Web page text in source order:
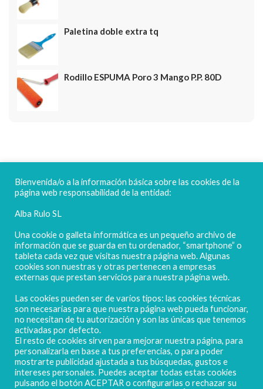
Paletina doble extra tq
Rodillo ESPUMA Poro 3 Mango P.P. 80D
FELICES FIESTAS
POLIGONO CAMPORROSO P-D, Nº4
02520 - CHINCHILLA DE MONTEARAGÓN
(ALBACETE) Spain
Tel. + 34 967 218 812 - info@abr.com.es
Bienvenida/o a la información básica sobre las cookies de la
página web responsabilidad de la entidad:
Alba Rulo SL
Una cookie o galleta informática es un pequeño archivo de
información que se guarda en tu ordenador, “smartphone” o
tableta cada vez que visitas nuestra página web. Algunas
cookies son nuestras y otras pertenecen a empresas
externas que prestan servicios para nuestra página web.
Las cookies pueden ser de varios tipos: las cookies técnicas
son necesarias para que nuestra página web pueda funcionar,
no necesitan de tu autorización y son las únicas que tenemos
activadas por defecto.
El resto de cookies sirven para mejorar nuestra página, para
personalizarla en base a tus preferencias, o para poder
mostrarte publicidad ajustada a tus búsquedas, gustos e
intereses personales. Puedes aceptar todas estas cookies
pulsando el botón ACEPTAR o configurarlas o rechazar su